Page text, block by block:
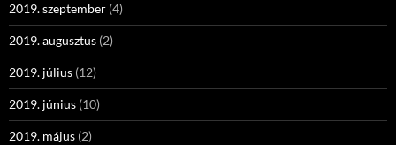
2019. szeptember (4)
2019. augusztus (2)
2019. július (12)
2019. június (10)
2019. május (2)